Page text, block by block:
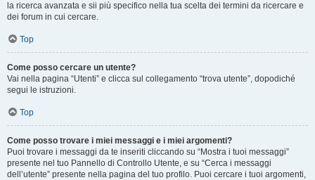
la ricerca avanzata e sii più specifico nella tua scelta dei termini da ricercare e
dei forum in cui cercare.
Top
Come posso cercare un utente?
Vai nella pagina “Utenti” e clicca sul collegamento “trova utente”, dopodiché
segui le istruzioni.
Top
Come posso trovare i miei messaggi e i miei argomenti?
Puoi trovare i messaggi da te inseriti cliccando su “Mostra i tuoi messaggi”
presente nel tuo Pannello di Controllo Utente, e su “Cerca i messaggi
dell’utente” presente nella pagina del tuo profilo. Puoi cercare i tuoi argomenti,